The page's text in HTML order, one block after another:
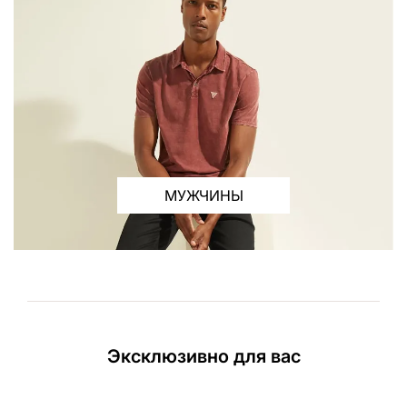
МУЖЧИНЫ
Эксклюзивно для вас